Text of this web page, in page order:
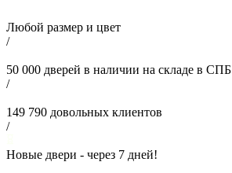
Любой размер и цвет
/
50 000 дверей в наличии на складе в СПБ
/
149 790 довольных клиентов
/
Новые двери - через 7 дней!